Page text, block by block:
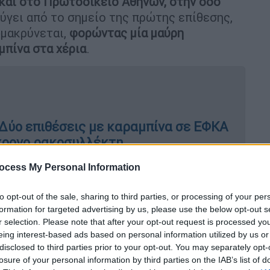
My Personal Information
opt-out of the sale, sharing to third parties, or processing of your
for targeted advertising by us, please use the below opt-out
selection. Please note that after your opt-out request is processed
interest-based ads based on personal information utilized by us
to third parties prior to your opt-out. You may separately
of your personal information by third parties on the IAB’s list of
από το σημείο της πρώτης επίθεσης,
φορώντας μία μαύρη
στα χέρια.
επιθέσεις με καραμπίνα σε ΕΦΚΑ
ρακοσυλλέκτη
που ο 89χρονος έχει βγει με